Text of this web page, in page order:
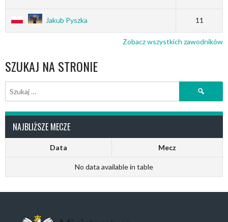
Jakub Pyszka 11
Zobacz wszystkich zawodników
SZUKAJ NA STRONIE
Szukaj:
NAJBLIŻSZE MECZE
Data Mecz
No data available in table